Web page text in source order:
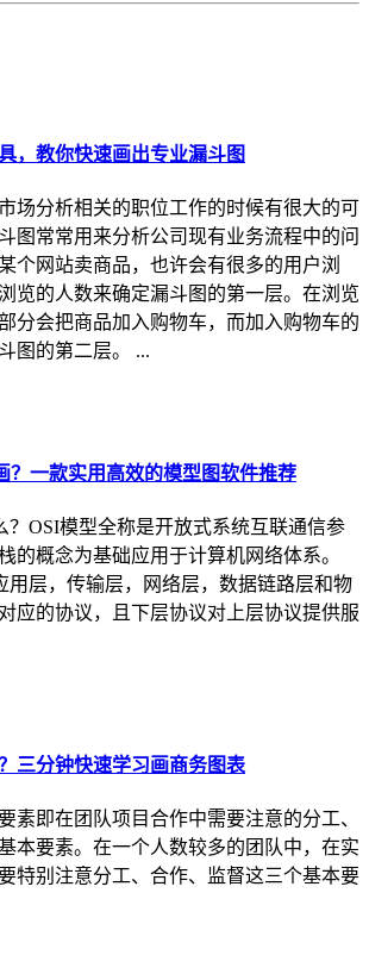
，教你快速画出专业漏斗图
场分析相关的职位工作的时候有很大的可
图常常用来分析公司现有业务流程中的问
个网站卖商品，也许会有很多的用户浏
览的人数来确定漏斗图的第一层。在浏览
分会把商品加入购物车，而加入购物车的
图的第二层。 ...
？一款实用高效的模型图软件推荐
？OSI模型全称是开放式系统互联通信参
的概念为基础应用于计算机网络体系。
用层，传输层，网络层，数据链路层和物
应的协议，且下层协议对上层协议提供服
三分钟快速学习画商务图表
素即在团队项目合作中需要注意的分工、
本要素。在一个人数较多的团队中，在实
特别注意分工、合作、监督这三个基本要